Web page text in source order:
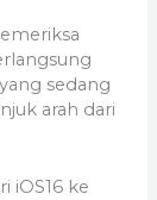
sedang
arah dari
iOS16 ke